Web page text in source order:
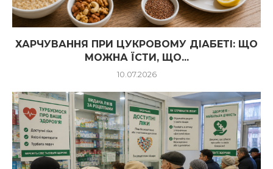
ХАРЧУВАННЯ ПРИ ЦУКРОВОМУ ДІАБЕТІ: ЩО
МОЖНА ЇСТИ, ЩО...
10.07.2026